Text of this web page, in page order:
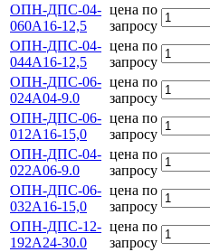
ОПН-ДПС-04-
060А16-12,5
цена по
запросу
ОПН-ДПС-04-
044А16-12,5
цена по
запросу
ОПН-ДПС-06-
024А04-9.0
цена по
запросу
ОПН-ДПС-06-
012А16-15,0
цена по
запросу
ОПН-ДПС-04-
022А06-9.0
цена по
запросу
ОПН-ДПС-06-
032А16-15,0
цена по
запросу
ОПН-ДПС-12-
192А24-30.0
цена по
запросу